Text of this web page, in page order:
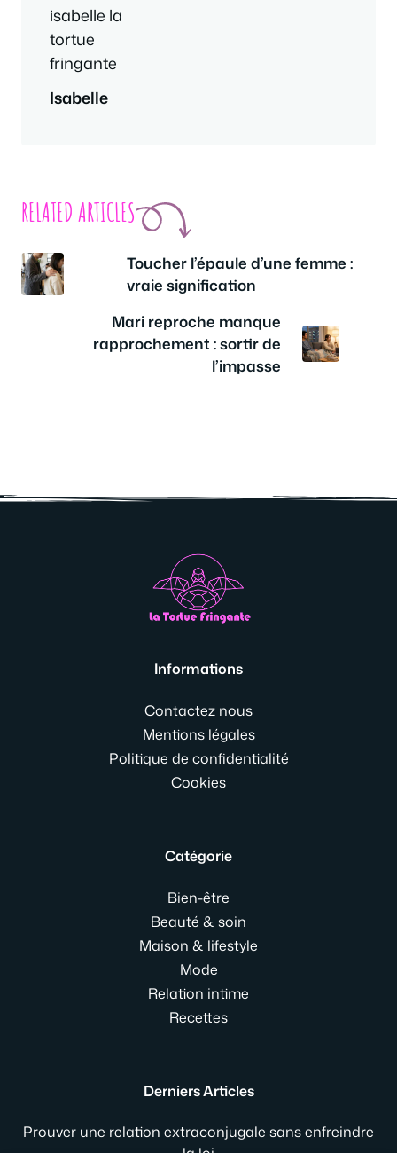
Isabelle
RELATED ARTICLES
Toucher l’épaule d’une femme :
vraie signification
Mari reproche manque
rapprochement : sortir de
l’impasse
Informations
Contactez nous
Mentions légales
Politique de confidentialité
Cookies
Catégorie
Bien-être
Beauté & soin
Maison & lifestyle
Mode
Relation intime
Recettes
Derniers Articles
Prouver une relation extraconjugale sans enfreindre